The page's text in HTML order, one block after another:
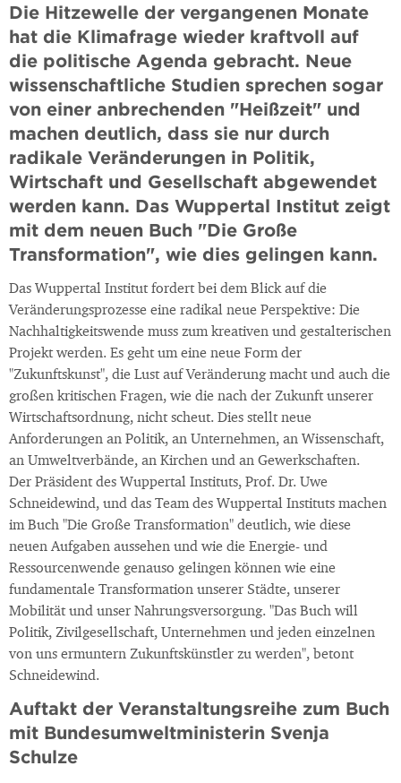
Die Hitzewelle der vergangenen Monate
hat die Klimafrage wieder kraftvoll auf
die politische Agenda gebracht. Neue
wissenschaftliche Studien sprechen sogar
von einer anbrechenden "Heißzeit" und
machen deutlich, dass sie nur durch
radikale Veränderungen in Politik,
Wirtschaft und Gesellschaft abgewendet
werden kann. Das Wuppertal Institut zeigt
mit dem neuen Buch "Die Große
Transformation", wie dies gelingen kann.
Das Wuppertal Institut fordert bei dem Blick auf die
Veränderungsprozesse eine radikal neue Perspektive: Die
Nachhaltigkeitswende muss zum kreativen und gestalterischen
Projekt werden. Es geht um eine neue Form der
"Zukunftskunst", die Lust auf Veränderung macht und auch die
großen kritischen Fragen, wie die nach der Zukunft unserer
Wirtschaftsordnung, nicht scheut. Dies stellt neue
Anforderungen an Politik, an Unternehmen, an Wissenschaft,
an Umweltverbände, an Kirchen und an Gewerkschaften.
Der Präsident des Wuppertal Instituts, Prof. Dr. Uwe
Schneidewind, und das Team des Wuppertal Instituts machen
im Buch "Die Große Transformation" deutlich, wie diese
neuen Aufgaben aussehen und wie die Energie- und
Ressourcenwende genauso gelingen können wie eine
fundamentale Transformation unserer Städte, unserer
Mobilität und unser Nahrungsversorgung. "Das Buch will
Politik, Zivilgesellschaft, Unternehmen und jeden einzelnen
von uns ermuntern Zukunftskünstler zu werden", betont
Schneidewind.
Auftakt der Veranstaltungsreihe zum Buch
mit Bundesumweltministerin Svenja
Schulze